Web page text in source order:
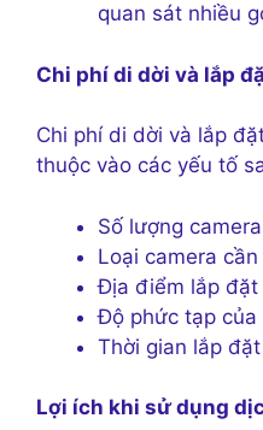
quan sát nhiều
Chi phí di dời và lắp
Chi phí di dời và lắp
thuộc vào các yếu tố
Số lượng
Loại camera
Địa điểm lắp đặt
Độ phức tạp của
Thời gian lắp đặt
Lợi ích khi sử dụng